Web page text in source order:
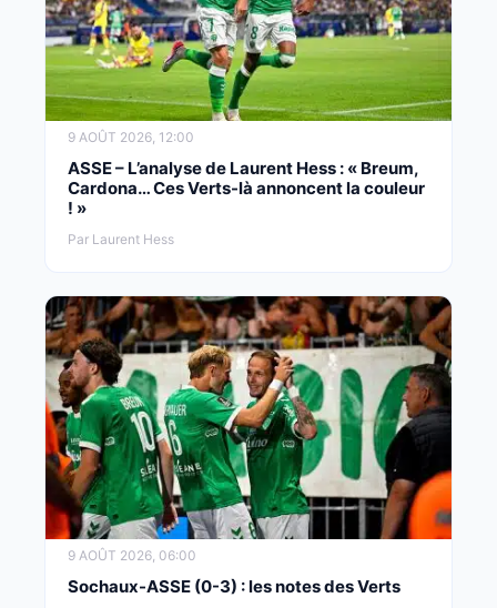
9 AOÛT 2026, 12:00
ASSE – L’analyse de Laurent Hess : « Breum,
Cardona… Ces Verts-là annoncent la couleur
! »
Par Laurent Hess
9 AOÛT 2026, 06:00
Sochaux-ASSE (0-3) : les notes des Verts